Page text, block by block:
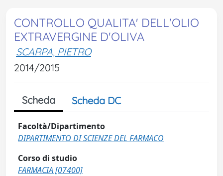
CONTROLLO QUALITA' DELL'OLIO
EXTRAVERGINE D'OLIVA
SCARPA, PIETRO
2014/2015
Scheda Scheda DC
Facoltà/Dipartimento
DIPARTIMENTO DI SCIENZE DEL FARMACO
Corso di studio
FARMACIA [07400]